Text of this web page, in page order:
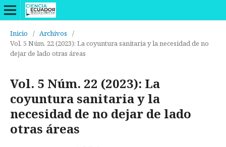
Inicio / Archivos
/
Vol. 5 Núm. 22 (2023): La coyuntura sanitaria y la necesidad de no
dejar de lado otras áreas
Vol. 5 Núm. 22 (2023): La
coyuntura sanitaria y la
necesidad de no dejar de lado
otras áreas